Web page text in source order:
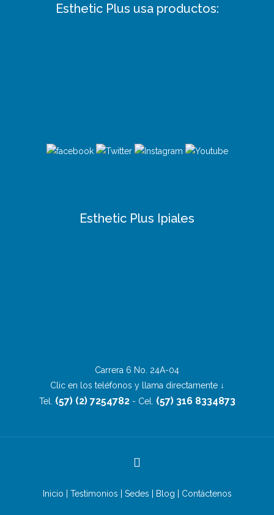
Esthetic Plus usa productos:
Esthetic Plus Ipiales
Carrera 6 No. 24A-04
Clic en los teléfonos y llama directamente ↓
Tel. (57) (2) 7254782- Cel. (57) 316 8334873
Inicio Testimonios Sedes Blog Contáctenos